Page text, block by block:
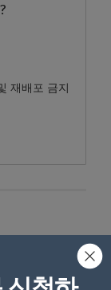
재배포 금지
로 표시됩니